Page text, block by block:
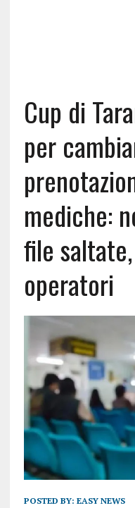
Cup di
per
mediche:
file
operatori
POSTED BY: EASY NEWS